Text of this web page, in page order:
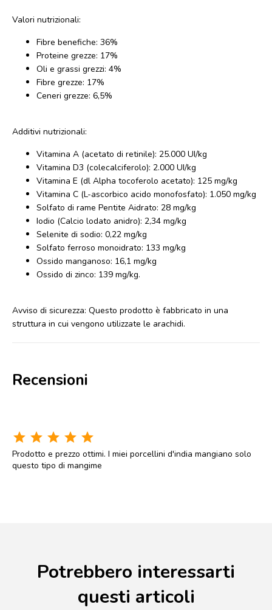
Valori nutrizionali:
Fibre benefiche: 36%
Proteine grezze: 17%
Oli e grassi grezzi: 4%
Fibre grezze: 17%
Ceneri grezze: 6,5%
Additivi nutrizionali:
Vitamina A (acetato di retinile): 25.000 UI/kg
Vitamina D3 (colecalciferolo): 2.000 UI/kg
Vitamina E (dl Alpha tocoferolo acetato): 125 mg/kg
Vitamina C (L-ascorbico acido monofosfato): 1.050 mg/kg
Solfato di rame Pentite Aidrato: 28 mg/kg
Iodio (Calcio lodato anidro): 2,34 mg/kg
Selenite di sodio: 0,22 mg/kg
Solfato ferroso monoidrato: 133 mg/kg
Ossido manganoso: 16,1 mg/kg
Ossido di zinco: 139 mg/kg.
Avviso di sicurezza: Questo prodotto è fabbricato in una
struttura in cui vengono utilizzate le arachidi.
Recensioni
star star star star star
Prodotto e prezzo ottimi. I miei porcellini d'india mangiano solo
questo tipo di mangime
Potrebbero interessarti
questi articoli